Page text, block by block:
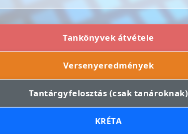
Tankönyvek átvétele
Versenyeredmények
Tantárgyfelosztás (csak tanároknak)
KRÉTA